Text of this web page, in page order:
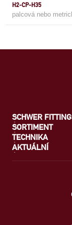
H2-CP-H35
palcová nebo
SCHWER
SORTIMENT
TECHNIKA
AKTUÁLNÍ